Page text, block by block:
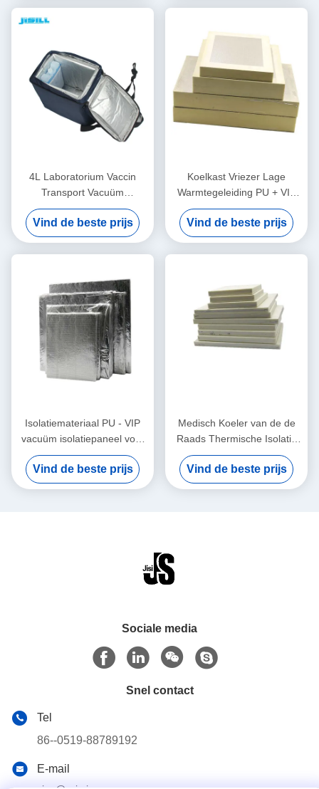
4L Laboratorium Vaccin
Transport Vacuüm
Geïsoleerd Paneel VPU
Geïsoleerd
Vind de beste prijs
Koelkast Vriezer Lage
Warmtegeleiding PU + VIP
Vacuüm Geïsoleerd Paneel
Vind de beste prijs
Isolatiemateriaal PU - VIP
vacuüm isolatiepaneel voor
zelf in elkaar te zetten
koelbox
Vind de beste prijs
Medisch Koeler van de de
Raads Thermische Isolatie
van Doosspliceable VPU
Materiaal 30x30x3cm
Vind de beste prijs
Sociale media
Snel contact
Tel
86--0519-88789192
E-mail